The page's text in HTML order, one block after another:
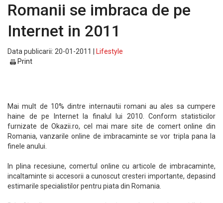
Romanii se imbraca de pe
Internet in 2011
Data publicarii: 20-01-2011 |
Lifestyle
Print
Mai mult de 10% dintre internautii romani au ales sa cumpere
haine de pe Internet la finalul lui 2010. Conform statisticilor
furnizate de Okazii.ro, cel mai mare site de comert online din
Romania, vanzarile online de imbracaminte se vor tripla pana la
finele anului.
In plina recesiune, comertul online cu articole de imbracaminte,
incaltaminte si accesorii a cunoscut cresteri importante, depasind
estimarile specialistilor pentru piata din Romania.